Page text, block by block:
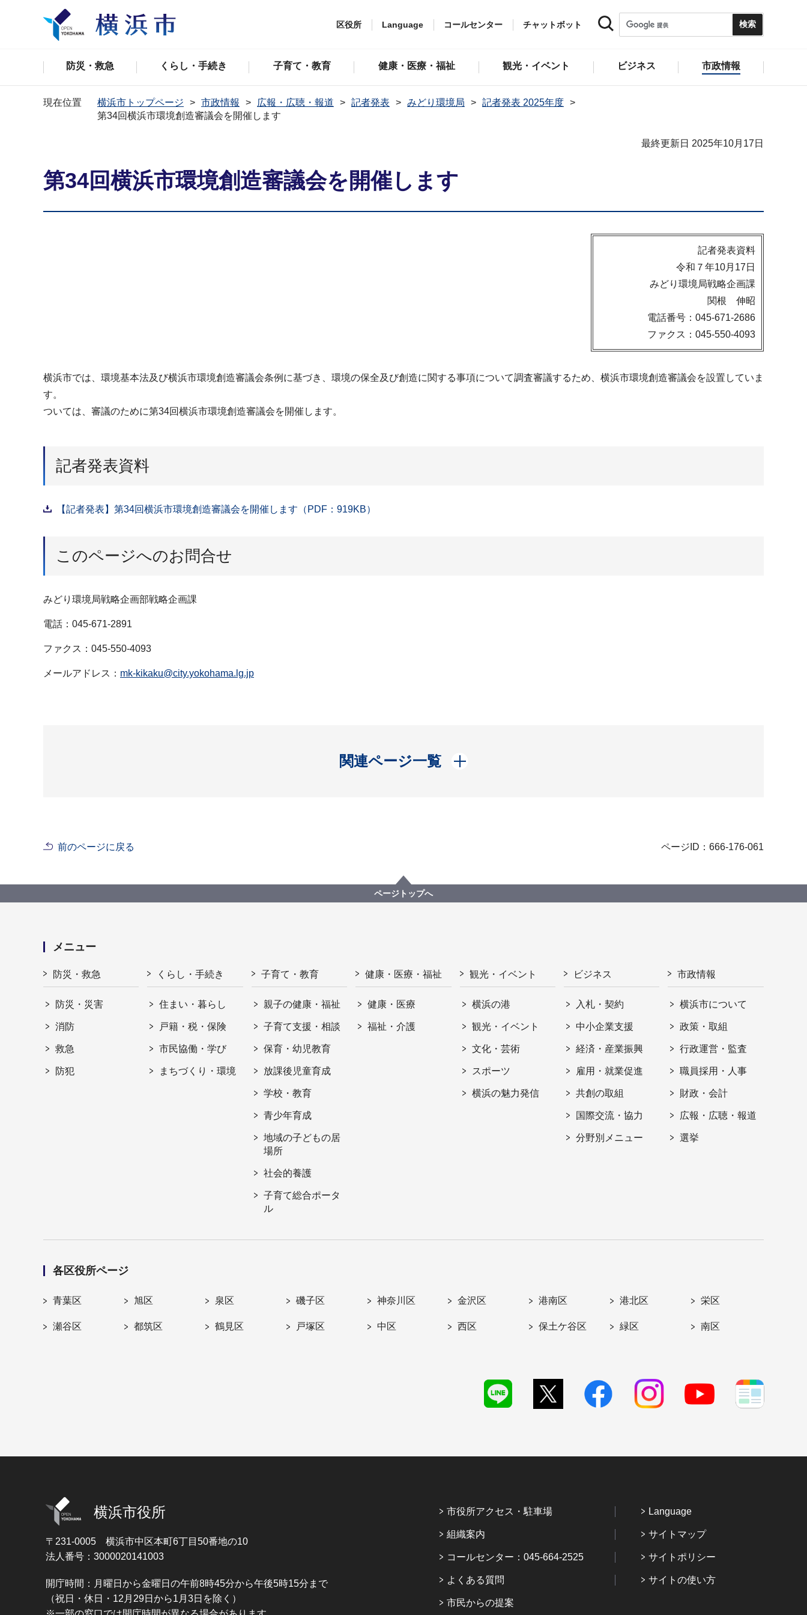
区役所 Language コールセンター チャットボット
防災・救急 くらし・手続き 子育て・教育 健康・医療・福祉 観光・イベント ビジネス 市政情報
現在位置 横浜市トップページ 市政情報 広報・広聴・報道 記者発表 みどり環境局
記者発表 2025年度
第34回横浜市環境創造審議会を開催します
最終更新日 2025年10月17日
第34回横浜市環境創造審議会を開催します
記者発表資料
令和７年10月17日
みどり環境局戦略企画課
関根 伸昭
電話番号：045-671-2686
ファクス：045-550-4093
横浜市では、環境基本法及び横浜市環境創造審議会条例に基づき、環境の保全及び創造に関する事項について調査審議するため、横浜市環境創造審議会を設置していま
す。
ついては、審議のために第34回横浜市環境創造審議会を開催します。
記者発表資料
【記者発表】第34回横浜市環境創造審議会を開催します（PDF：919KB）
このページへのお問合せ
みどり環境局戦略企画部戦略企画課
電話：045-671-2891
ファクス：045-550-4093
メールアドレス： mk-kikaku@city.yokohama.lg.jp
関連ページ一覧
開く
前のページに戻る ページID：666-176-061
ページトップへ
メニュー
防災・救急
防災・災害
消防
救急
防犯
くらし・手続き
住まい・暮らし
戸籍・税・保険
市民協働・学び
まちづくり・環境
子育て・教育
親子の健康・福祉
子育て支援・相談
保育・幼児教育
放課後児童育成
学校・教育
青少年育成
地域の子どもの居
場所
社会的養護
子育て総合ポータ
ル
健康・医療・福祉
健康・医療
福祉・介護
観光・イベント
横浜の港
観光・イベント
文化・芸術
スポーツ
横浜の魅力発信
ビジネス
入札・契約
中小企業支援
経済・産業振興
雇用・就業促進
共創の取組
国際交流・協力
分野別メニュー
市政情報
横浜市について
政策・取組
行政運営・監査
職員採用・人事
財政・会計
広報・広聴・報道
選挙
各区役所ページ
青葉区 旭区 泉区 磯子区 神奈川区 金沢区 港南区 港北区 栄区
瀬谷区 都筑区 鶴見区 戸塚区 中区 西区 保土ケ谷区 緑区 南区
横浜市役所
〒231-0005 横浜市中区本町6丁目50番地の10
法人番号：3000020141003
開庁時間：月曜日から金曜日の午前8時45分から午後5時15分まで
（祝日・休日・12月29日から1月3日を除く）
市役所アクセス・駐車場
組織案内
コールセンター：045-664-2525
よくある質問
市民からの提案
Language
サイトマップ
サイトポリシー
サイトの使い方